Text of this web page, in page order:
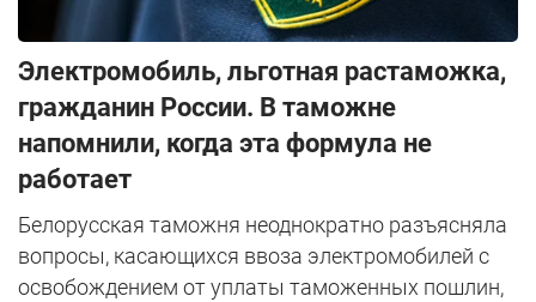
Электромобиль, льготная растаможка,
гражданин России. В таможне
напомнили, когда эта формула не
работает
Белорусская таможня неоднократно разъясняла
вопросы, касающихся ввоза электромобилей с
освобождением от уплаты таможенных пошлин,